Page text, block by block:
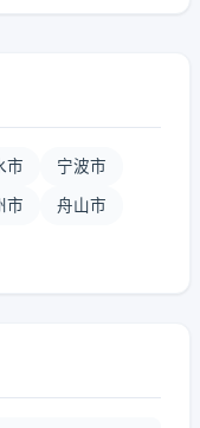
市 宁波市
市 舟山市